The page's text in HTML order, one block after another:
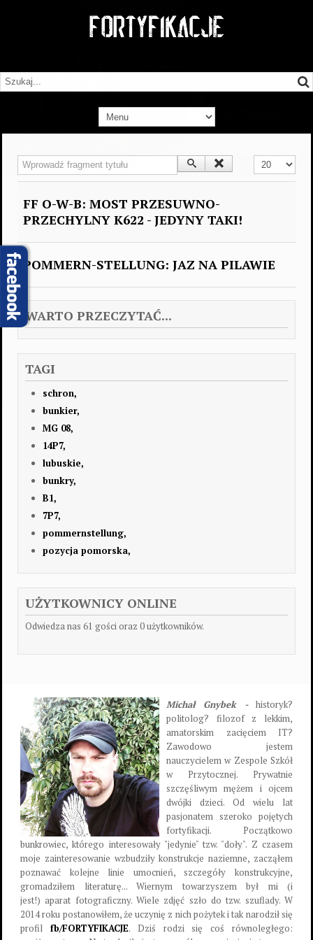
Wprowadź fragment tytułu Pokaż #
FF O-W-B: MOST PRZESUWNO-
PRZECHYLNY K622 - JEDYNY TAKI!
POMMERN-STELLUNG: JAZ NA PILAWIE
WARTO PRZECZYTAĆ...
TAGI
schron,
bunkier,
MG 08,
14P7,
lubuskie,
bunkry,
B1,
7P7,
pommernstellung,
pozycja pomorska,
UŻYTKOWNICY ONLINE
Odwiedza nas 61 gości oraz 0 użytkowników.
Michał Gnybek - historyk?
politolog? filozof z lekkim,
amatorskim zacięciem IT?
Zawodowo jestem
nauczycielem w Zespole Szkół
w Przytocznej. Prywatnie
szczęśliwym mężem i ojcem
dwójki dzieci. Od wielu lat
pasjonatem szeroko pojętych
fortyfikacji. Początkowo
bunkrowiec, którego interesowały "jedynie" tzw. "doły". Z czasem
moje zainteresowanie wzbudziły konstrukcje naziemne, zacząłem
poznawać kolejne linie umocnień, szczegóły konstrukcyjne,
gromadziłem literaturę... Wiernym towarzyszem był mi (i
jest!) aparat fotograficzny. Wiele zdjęć szło do tzw. szuflady. W
2014 roku postanowiłem, że uczynię z nich pożytek i tak narodził się
profil fb/FORTYFIKACJE. Dziś rodzi się coś równoległego: